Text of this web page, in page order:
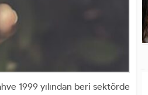
1999 yılından beri sektörde